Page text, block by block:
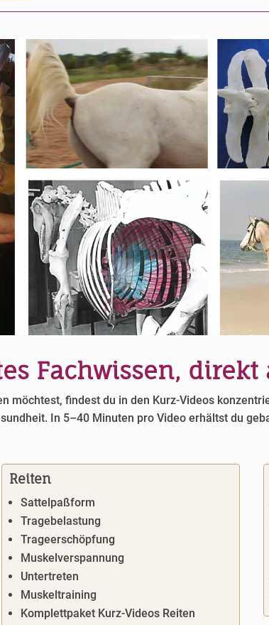
Fachwissen,
möchtest, findest du in den Kurz-Videos
In 5–40 Minuten pro Video erhältst du
Reiten
Sattelpaßform
Tragebelastung
Trageerschöpfung
Muskelverspannung
Untertreten
Muskeltraining
Komplettpaket Kurz-Videos Reiten